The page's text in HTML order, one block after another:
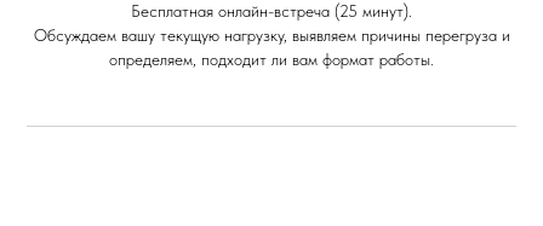
Бесплатная онлайн-встреча (25 минут).
Обсуждаем вашу текущую нагрузку, выявляем причины перегруза и
определяем, подходит ли вам формат работы.